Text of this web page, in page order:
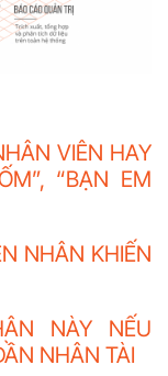
VIÊN HAY
“BẠN EM
NHÂN KHIẾN
NÀY NẾU
NHÂN TÀI